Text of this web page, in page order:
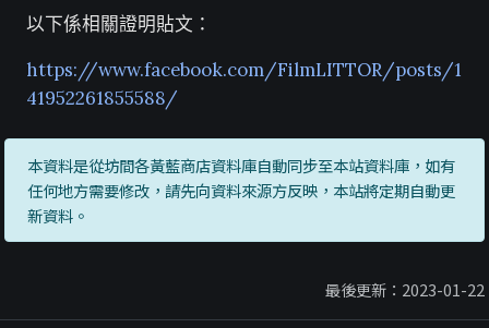
以下係相關證明貼文：
https://www.facebook.com/FilmLITTOR/posts/1
41952261855588/
本資料是從坊間各黃藍商店資料庫自動同步至本站資料庫，如有
任何地方需要修改，請先向資料來源方反映，本站將定期自動更
新資料。
最後更新：2023-01-22